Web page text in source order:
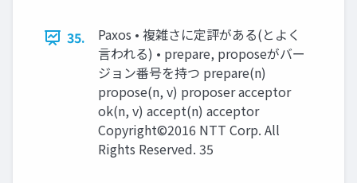
35.
Paxos • 複雑さに定評がある(とよく
言われる) • prepare, proposeがバー
ジョン番号を持つ prepare(n)
propose(n, v) proposer acceptor
ok(n, v) accept(n) acceptor
Copyright©2016 NTT Corp. All
Rights Reserved. 35